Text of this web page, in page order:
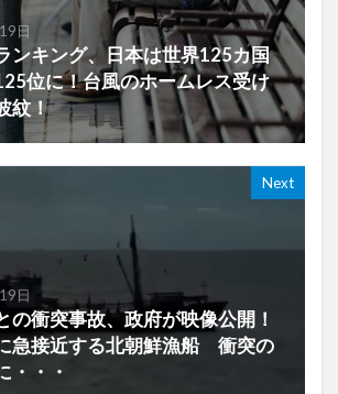
日
ンキング、日本は世界125カ国
位に！台風のホームレス受け
紋！
Next
日
の衝突事故、政府が映像公開！
急接近する北朝鮮漁船 衝突の
・・・